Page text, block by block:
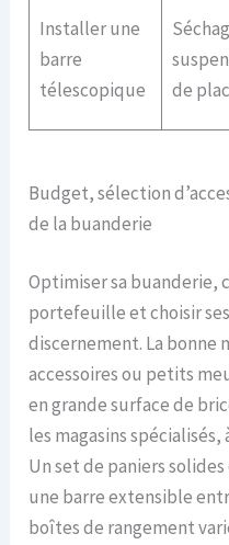
Installer une
barre
télescopique
de
Budget, sélection
de la buanderie
Optimiser sa buanderie,
portefeuille et choisir
discernement. La bonne
accessoires ou petits
en grande surface de
les magasins spécialisés,
Un set de paniers
une barre extensible
boîtes de rangement